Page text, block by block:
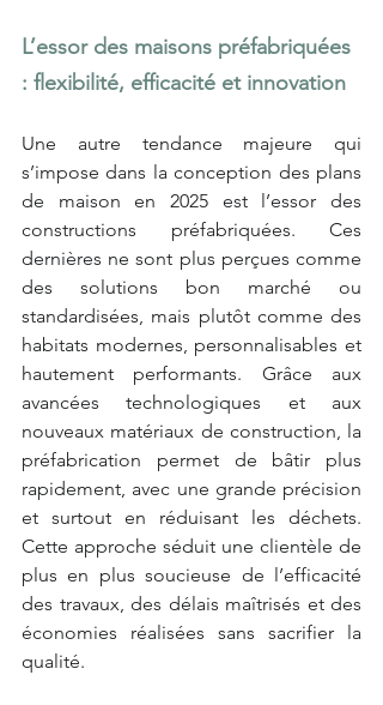
L’essor des maisons préfabriquées
: flexibilité, efficacité et innovation
Une autre tendance majeure qui
s’impose dans la conception des plans
de maison en 2025 est l’essor des
constructions préfabriquées. Ces
dernières ne sont plus perçues comme
des solutions bon marché ou
standardisées, mais plutôt comme des
habitats modernes, personnalisables et
hautement performants. Grâce aux
avancées technologiques et aux
nouveaux matériaux de construction, la
préfabrication permet de bâtir plus
rapidement, avec une grande précision
et surtout en réduisant les déchets.
Cette approche séduit une clientèle de
plus en plus soucieuse de l’efficacité
des travaux, des délais maîtrisés et des
économies réalisées sans sacrifier la
qualité.